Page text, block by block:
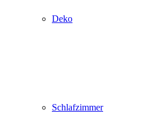
Deko
Schlafzimmer